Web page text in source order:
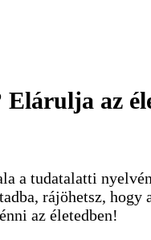
az
a tudatalatti
rájöhetsz,
az életedben!